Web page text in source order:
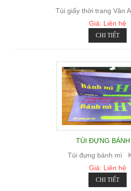
Túi giấy thời trang Vân
Giá: Liên hệ
CHI TIẾT
TÚI ĐỰNG BÁNH
Túi đựng bánh mì
Giá: Liên hệ
CHI TIẾT